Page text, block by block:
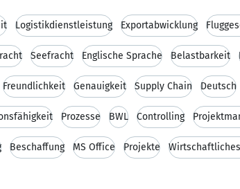
Logistikdienstleistung Exportabwicklung
Seefracht Englische Sprache Belastbarkeit
Freundlichkeit Genauigkeit Supply Chain Deutsch
Prozesse BWL Controlling
Beschaffung MS Office Projekte